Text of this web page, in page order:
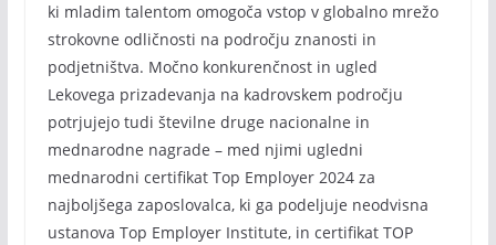
ki mladim talentom omogoča vstop v globalno mrežo
strokovne odličnosti na področju znanosti in
podjetništva. Močno konkurenčnost in ugled
Lekovega prizadevanja na kadrovskem področju
potrjujejo tudi številne druge nacionalne in
mednarodne nagrade – med njimi ugledni
mednarodni certifikat Top Employer 2024 za
najboljšega zaposlovalca, ki ga podeljuje neodvisna
ustanova Top Employer Institute, in certifikat TOP